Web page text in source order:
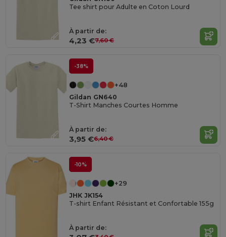
Tee shirt pour Adulte en Coton Lourd
À partir de:
4,23 €7,60 €
-38%
+48
Gildan GN640
T-Shirt Manches Courtes Homme
À partir de:
3,95 €6,40 €
-10%
+29
JHK JK154
T-shirt Enfant Résistant et Confortable 155g
À partir de: